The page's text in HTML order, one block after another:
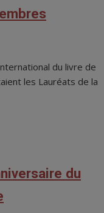
du livre de
les Lauréats de la
du